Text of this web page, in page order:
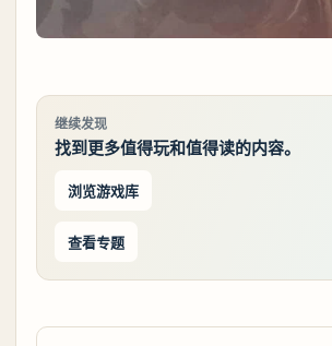
继续发现
找到更多值得玩和值得读的内容。
浏览游戏库
查看专题